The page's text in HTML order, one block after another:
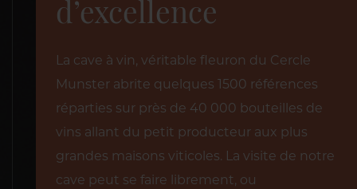
d’excellence
La cave à vin, véritable fleuron du Cercle
Munster abrite quelques 1500 références
réparties sur près de 40 000 bouteilles de
vins allant du petit producteur aux plus
grandes maisons viticoles. La visite de notre
cave peut se faire librement, ou